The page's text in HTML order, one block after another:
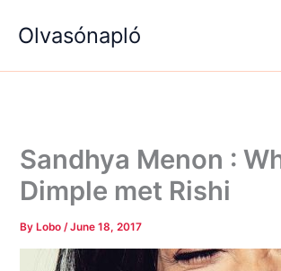
Olvasónapló
Sandhya Menon :
Dimple met Rishi
By Lobo/June 18, 2017
e
a
é
g
k
é
g
k